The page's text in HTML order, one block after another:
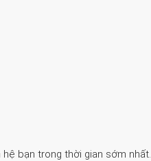
bạn trong thời gian sớm nhất.